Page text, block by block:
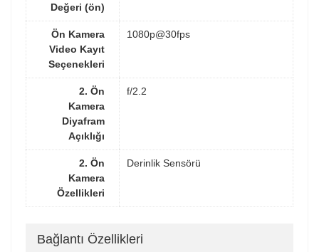
Değeri (ön)
Ön Kamera
Video Kayıt
Seçenekleri
1080p@30fps
2. Ön
Kamera
Diyafram
Açıklığı
f/2.2
2. Ön
Kamera
Özellikleri
Derinlik Sensörü
Bağlantı Özellikleri